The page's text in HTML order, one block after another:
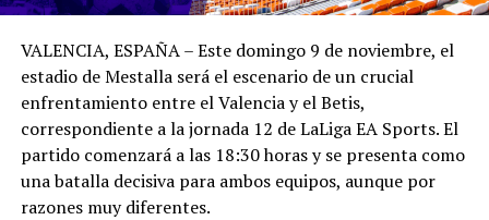
VALENCIA, ESPAÑA – Este domingo 9 de noviembre, el
estadio de Mestalla será el escenario de un crucial
enfrentamiento entre el Valencia y el Betis,
correspondiente a la jornada 12 de LaLiga EA Sports. El
partido comenzará a las 18:30 horas y se presenta como
una batalla decisiva para ambos equipos, aunque por
razones muy diferentes.